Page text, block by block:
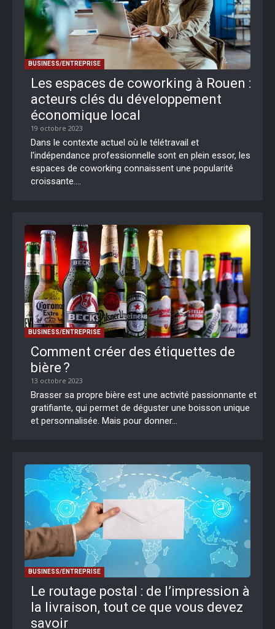
BUSINESS/ENTREPRISE
Les espaces de coworking à Rouen :
acteurs clés du développement
économique local
19 octobre 2023
Dans le contexte actuel où le télétravail et
l'indépendance professionnelle sont en plein essor, les
espaces de coworking connaissent une popularité
croissante....
BUSINESS/ENTREPRISE
Comment créer des étiquettes de
bière ?
13 octobre 2023
Brasser sa propre bière est une activité passionnante et
gratifiante, qui permet de déguster une boisson unique
et personnalisée. Mais pour donner...
BUSINESS/ENTREPRISE
Le routage postal : de l’impression à
la livraison, tout ce que vous devez
savoir